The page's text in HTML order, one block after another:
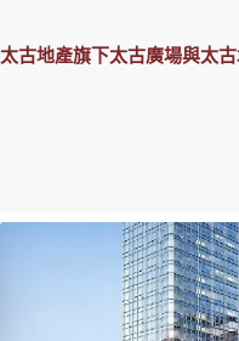
太古地產旗下太古廣場與太